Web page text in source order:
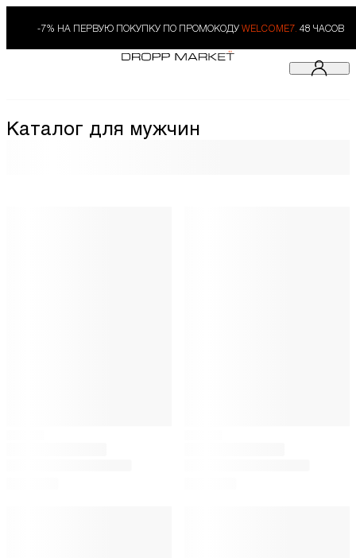
-7% НА ПЕРВУЮ ПОКУПКУ ПО ПРОМОКОДУ WELCOME7. 48 ЧАСОВ
Каталог для мужчин